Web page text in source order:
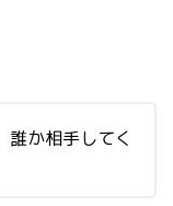
か相手してく